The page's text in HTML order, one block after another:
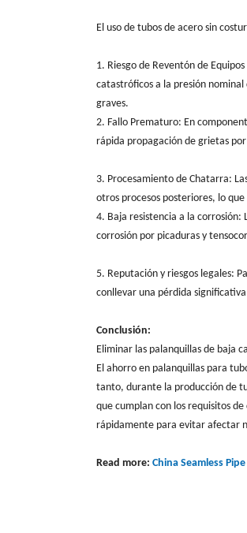
El uso de tubos de acero sin
1. Riesgo de Reventón de
catastróficos a la presión
graves.
2. Fallo Prematuro: En
rápida propagación de grietas
3. Procesamiento de Chatarra:
otros procesos posteriores, lo
4. Baja resistencia a la corrosión:
corrosión por picaduras y
5. Reputación y riesgos legales:
conllevar una pérdida
Conclusión:
Eliminar las palanquillas de baja
El ahorro en palanquillas para
tanto, durante la producción de
que cumplan con los requisitos
rápidamente para evitar afectar
Read more: China Seamless